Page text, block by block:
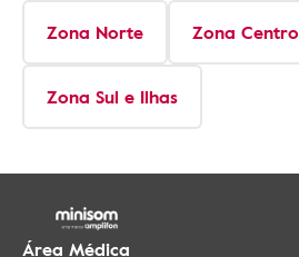
Zona Norte Zona Centro
Zona Sul e Ilhas
Área Médica